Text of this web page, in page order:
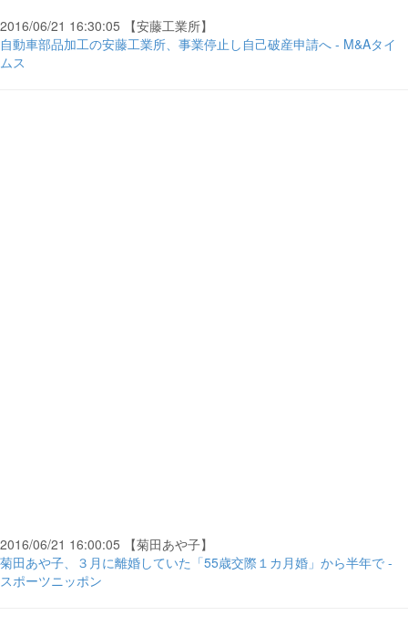
2016/06/21 16:30:05 【安藤工業所】
自動車部品加工の安藤工業所、事業停止し自己破産申請へ - M&Aタイ
ムス
2016/06/21 16:00:05 【菊田あや子】
菊田あや子、３月に離婚していた「55歳交際１カ月婚」から半年で -
スポーツニッポン